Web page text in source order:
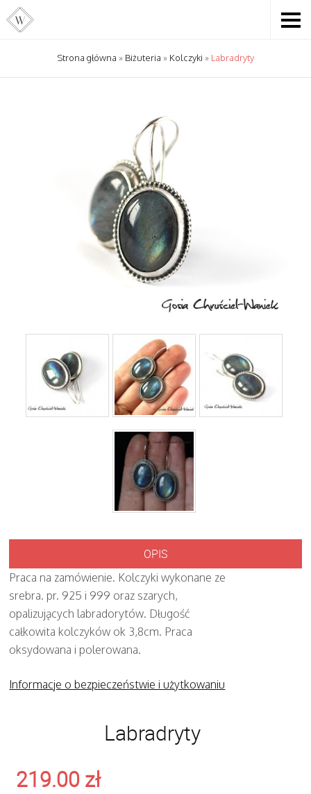
Strona główna » Biżuteria » Kolczyki » Labradryty
OPIS
Praca na zamówienie. Kolczyki wykonane ze
srebra. pr. 925 i 999 oraz szarych,
opalizujących labradorytów. Długość
całkowita kolczyków ok 3,8cm. Praca
oksydowana i polerowana.
Informacje o bezpieczeństwie i użytkowaniu
Labradryty
219.00 zł